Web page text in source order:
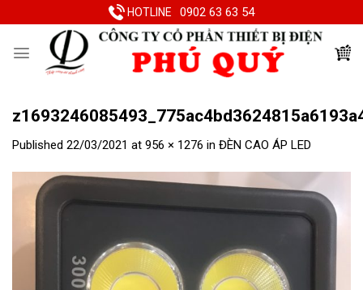
to
HOTLINE 0902 63 63 54
Published 22/03/2021 at 956 × 1276 in ĐÈN CAO ÁP LED